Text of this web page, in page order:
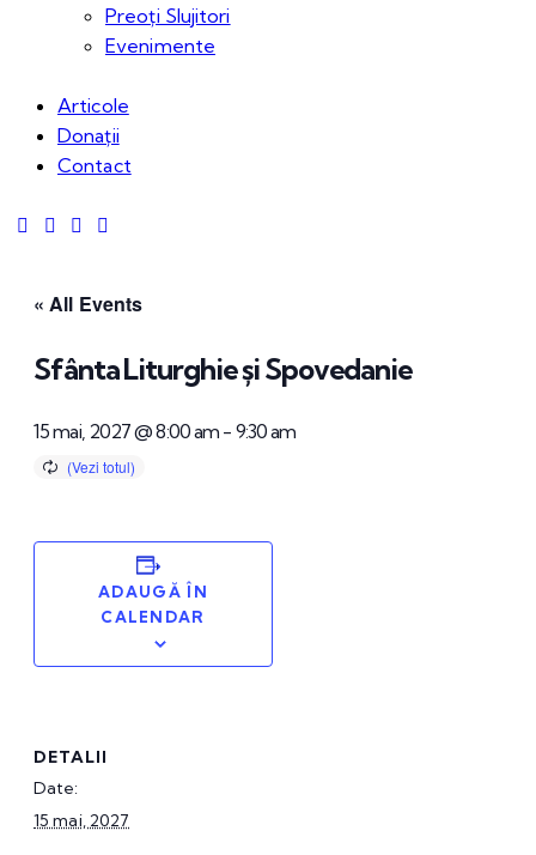
Preoți Slujitori
Evenimente
Articole
Donații
Contact
« All Events
Sfânta Liturghie și Spovedanie
15 mai, 2027 @ 8:00 am - 9:30 am
ADAUGĂ ÎN
CALENDAR
DETALII
Date:
15 mai, 2027